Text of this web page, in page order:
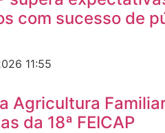
com sucesso de
11:55
Agricultura
da 18ª FEICAP